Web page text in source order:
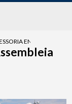
LAUDOS
ENGENHARIA